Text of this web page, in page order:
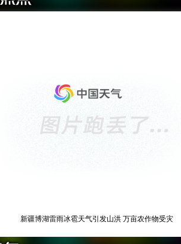
新疆博湖雷雨冰雹天气引发山洪 万亩农作物受灾